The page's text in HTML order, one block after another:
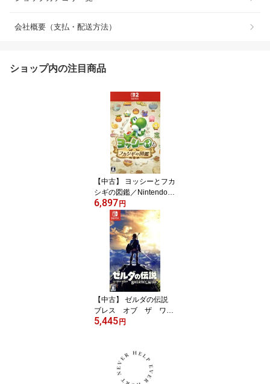
会社概要（支払・配送方法）
ショップ内の注目商品
【中古】 ヨッシーとフカ
シギの図鑑／Nintendo
Switch2
6,897 円
【中古】 ゼルダの伝説
ブレス オブ ザ ワイ
ルド／NintendoSwitch
5,445 円